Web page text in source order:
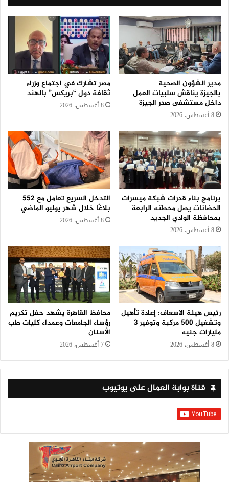
مدير الشؤون الصحية
بالجيزة يناقش سلبيات العمل
داخل مستشفى صدر الجيزة
8 أغسطس، 2026
مصر تشارك في اجتماع وزراء
ثقافة دول “بريكس” بالهند
8 أغسطس، 2026
برنامج بناء قدرات شبكة ميسرات
الحضانات يصل محطته الرابعة
بمحافظة الوادي الجديد
8 أغسطس، 2026
التدخل السريع تعامل مع 552
بلاغًا خلال شهر يوليو الماضي
8 أغسطس، 2026
رئيس هيئة الاسعاف: إعادة تأهيل
وتشغيل 500 مركبة وتوفير 3
مليارات جنيه
8 أغسطس، 2026
محافظ القاهرة يشهد حفل تكريم
رؤساء الجامعات وعمداء كليات طب
الأسنان
7 أغسطس، 2026
قناة بوابة العمال على يوتيوب